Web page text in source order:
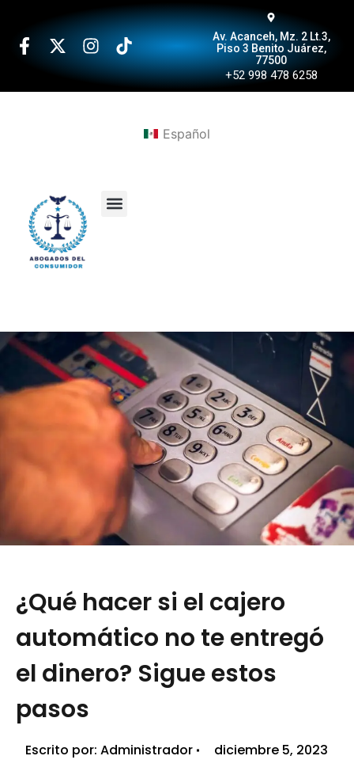
Av. Acanceh, Mz. 2 Lt.3,
Piso 3 Benito Juárez,
77500
+52 998 478 6258
Español
¿Qué hacer si el cajero
automático no te entregó
el dinero? Sigue estos
pasos
Escrito por: Administrador diciembre 5, 2023